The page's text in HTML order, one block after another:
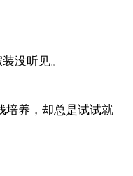
没听见。
培养，却总是试试就